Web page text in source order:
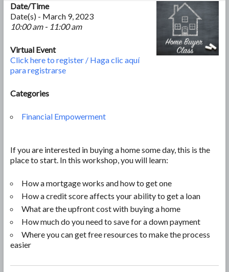
Date/Time
Date(s) - March 9, 2023
10:00 am - 11:00 am
Virtual Event
Click here to register / Haga clic aquí
para registrarse
Categories
Financial Empowerment
If you are interested in buying a home some day, this is the
place to start. In this workshop, you will learn:
How a mortgage works and how to get one
How a credit score affects your ability to get a loan
What are the upfront cost with buying a home
How much do you need to save for a down payment
Where you can get free resources to make the process
easier